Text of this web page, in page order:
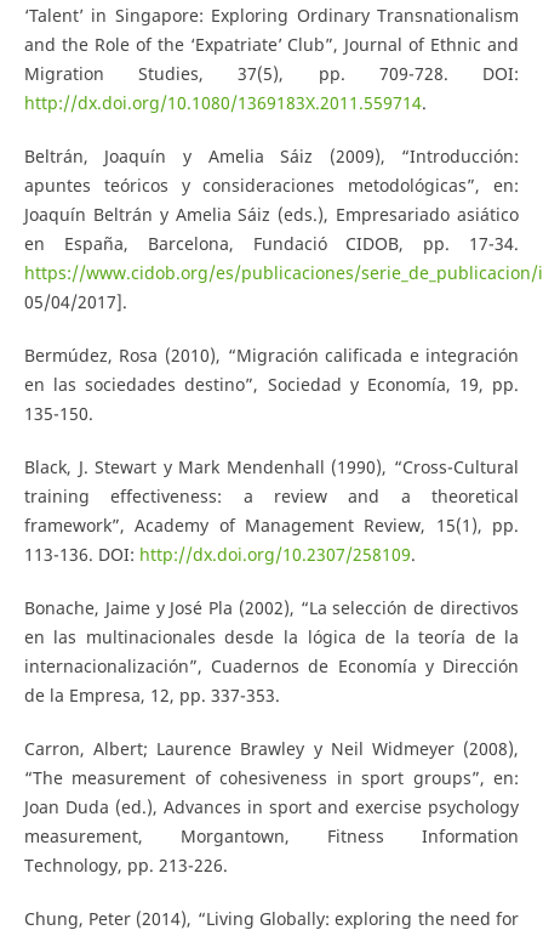
‘Talent’ in Singapore: Exploring Ordinary Transnationalism
and the Role of the ‘Expatriate’ Club”, Journal of Ethnic and
Migration Studies, 37(5), pp. 709-728. DOI:
http://dx.doi.org/10.1080/1369183X.2011.559714.
Beltrán, Joaquín y Amelia Sáiz (2009), “Introducción:
apuntes teóricos y consideraciones metodológicas”, en:
Joaquín Beltrán y Amelia Sáiz (eds.), Empresariado asiático
en España, Barcelona, Fundació CIDOB, pp. 17-34.
https://www.cidob.org/es/publicaciones/
05/04/2017].
Bermúdez, Rosa (2010), “Migración calificada e integración
en las sociedades destino”, Sociedad y Economía, 19, pp.
135-150.
Black, J. Stewart y Mark Mendenhall (1990), “Cross-Cultural
training effectiveness: a review and a theoretical
framework”, Academy of Management Review, 15(1), pp.
113-136. DOI: http://dx.doi.org/10.2307/258109.
Bonache, Jaime y José Pla (2002), “La selección de directivos
en las multinacionales desde la lógica de la teoría de la
internacionalización”, Cuadernos de Economía y Dirección
de la Empresa, 12, pp. 337-353.
Carron, Albert; Laurence Brawley y Neil Widmeyer (2008),
“The measurement of cohesiveness in sport groups”, en:
Joan Duda (ed.), Advances in sport and exercise psychology
measurement, Morgantown, Fitness Information
Technology, pp. 213-226.
Chung, Peter (2014), “Living Globally: exploring the need for